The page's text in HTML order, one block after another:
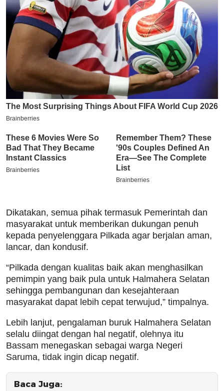
Dikatakan, semua pihak termasuk Pemerintah dan
masyarakat untuk memberikan dukungan penuh
kepada penyelenggara Pilkada agar berjalan aman,
lancar, dan kondusif.
“Pilkada dengan kualitas baik akan menghasilkan
pemimpin yang baik pula untuk Halmahera Selatan
sehingga pembangunan dan kesejahteraan
masyarakat dapat lebih cepat terwujud,” timpalnya.
Lebih lanjut, pengalaman buruk Halmahera Selatan
selalu diingat dengan hal negatif, olehnya itu
Bassam menegaskan sebagai warga Negeri
Saruma, tidak ingin dicap negatif.
Baca Juga: